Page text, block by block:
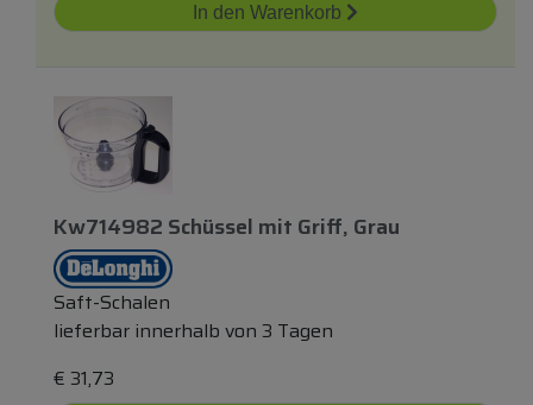
In den Warenkorb
Kw714982 Schüssel mit Griff, Grau
Saft-Schalen
lieferbar innerhalb von 3 Tagen
€ 31,73